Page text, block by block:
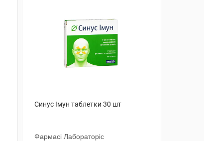
Синус Імун таблетки 30 шт
Фармасі Лабораторіс